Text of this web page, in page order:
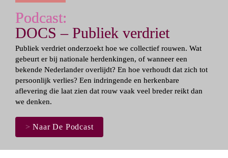
Podcast:
DOCS – Publiek verdriet
Publiek verdriet onderzoekt hoe we collectief rouwen. Wat
gebeurt er bij nationale herdenkingen, of wanneer een
bekende Nederlander overlijdt? En hoe verhoudt dat zich tot
persoonlijk verlies? Een indringende en herkenbare
aflevering die laat zien dat rouw vaak veel breder reikt dan
we denken.
> Naar De Podcast